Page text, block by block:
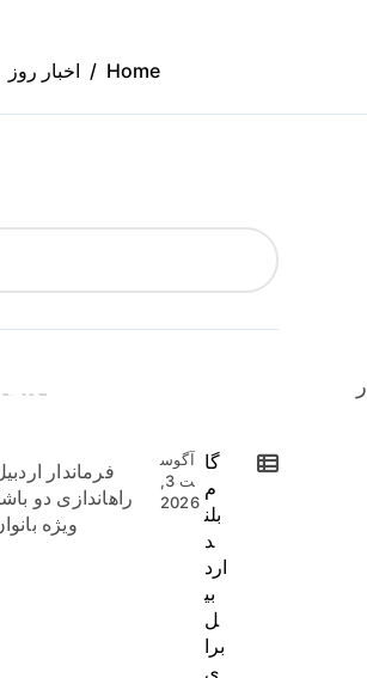
Home اخبار روز
گا
م
بلن
د
ارد
بی
ل
برا
ی
آگوس
ت 3,
2026
فرماندار
راهاندازی دو
ویژه